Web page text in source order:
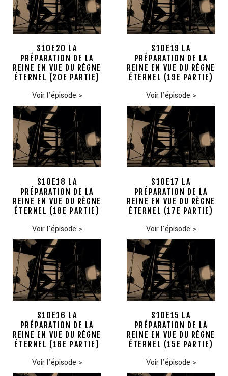
S10E20 LA
PRÉPARATION DE LA
REINE EN VUE DU RÈGNE
ÉTERNEL (20E PARTIE)
Voir l'épisode >
S10E19 LA
PRÉPARATION DE LA
REINE EN VUE DU RÈGNE
ÉTERNEL (19E PARTIE)
Voir l'épisode >
S10E18 LA
PRÉPARATION DE LA
REINE EN VUE DU RÈGNE
ÉTERNEL (18E PARTIE)
Voir l'épisode >
S10E17 LA
PRÉPARATION DE LA
REINE EN VUE DU RÈGNE
ÉTERNEL (17E PARTIE)
Voir l'épisode >
S10E16 LA
PRÉPARATION DE LA
REINE EN VUE DU RÈGNE
ÉTERNEL (16E PARTIE)
Voir l'épisode >
S10E15 LA
PRÉPARATION DE LA
REINE EN VUE DU RÈGNE
ÉTERNEL (15E PARTIE)
Voir l'épisode >